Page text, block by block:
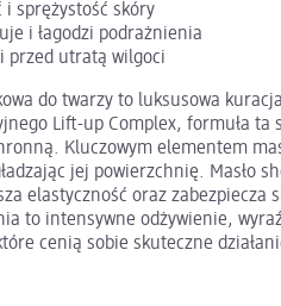
i sprężystość skóry
i łagodzi podrażnienia
przed utratą wilgoci
do twarzy to luksusowa
Lift-up Complex, formuła
Kluczowym elementem
jej powierzchnię.
elastyczność oraz
to intensywne odżywienie,
cenią sobie skuteczne